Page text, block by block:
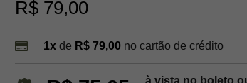
R$ 79,00
1x de R$ 79,00 no cartão de crédito